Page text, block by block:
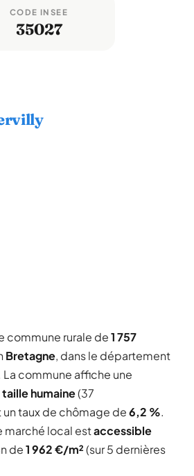
CODE INSEE
35027
commune rurale de1 757
Bretagne, dans le département
commune affiche une
taille humaine(37
taux de chômage de6,2 %.
marché local estaccessible
de1 962 €/m²(sur 5 dernières